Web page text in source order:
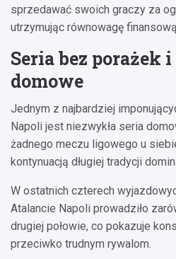
sprzedawać swoich graczy za
utrzymując równowagę
Seria bez porażek
domowe
Jednym z najbardziej
Napoli jest niezwykła seria
żadnego meczu ligowego u
kontynuacją długiej tradycji
W ostatnich czterech
Atalancie Napoli prowadziło
drugiej połowie, co pokazuje
przeciwko trudnym rywalom.